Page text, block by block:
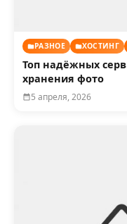
РАЗНОЕ ХОСТИНГ
Топ надёжных
хранения фото
5 апреля, 2026